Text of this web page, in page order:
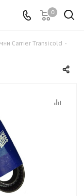
0
Carrier Transicold -